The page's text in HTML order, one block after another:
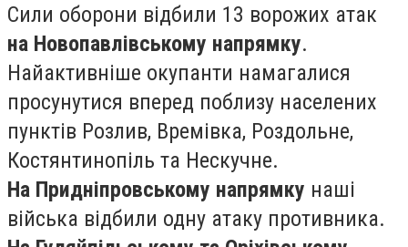
Сили оборони відбили 13 ворожих атак
на Новопавлівському напрямку.
Найактивніше окупанти намагалися
просунутися вперед поблизу населених
пунктів Розлив, Времівка, Роздольне,
Костянтинопіль та Нескучне.
На Придніпровському напрямку наші
війська відбили одну атаку противника.